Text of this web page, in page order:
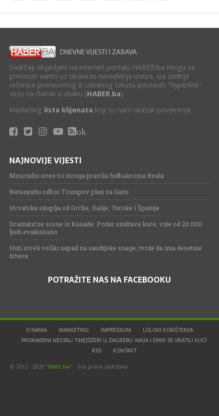
Sadržaji objavljeni na internet portalu HABER.ba mogu se
prenositi samo uz obavezu navođenja izvora. Iza zadnje
rečenice prenesenog ili citiranog teksta postaviti "hyperlink"
vezu na članak u obliku (HABER.ba).
Marketing lista klijenata koji su nam ukazali povjerenje.
ok
NAJNOVIJE VIJESTI
Mourinho uveo tri stroga pravila fudbalerima Reala
Netanyahu odbio Trumpov plan za Gazu
Hrvatska skuplja od Grčke, Italije, Turske i Španije
Dramatične scene iz Kanade: Požar uništava kuće, više od 20.000
ljudi evakuisano
Huti izveli veliki napad na saudijske snage, tvrde da ima desetine
žrtava
POTRAŽITE NAS NA FACEBOOKU
O NAMA MARKETING IMPRESSUM
USLOVI KORIŠTENJA
PRONAĐENI NESTALI TINEJDŽERI U ZAGREBU: MAJA I EMIR SE VRATILI KUĆI
RSS
KONTAKT
© 2012 - 2020 "NMS.ba" - Sva prava zadržana.